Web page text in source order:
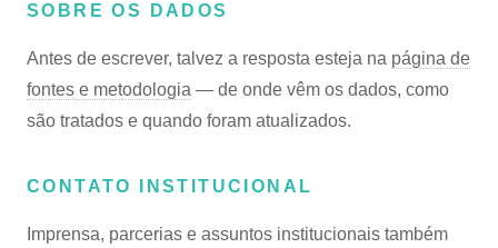
SOBRE OS DADOS
Antes de escrever, talvez a resposta esteja na página de
fontes e metodologia — de onde vêm os dados, como
são tratados e quando foram atualizados.
CONTATO INSTITUCIONAL
Imprensa, parcerias e assuntos institucionais também